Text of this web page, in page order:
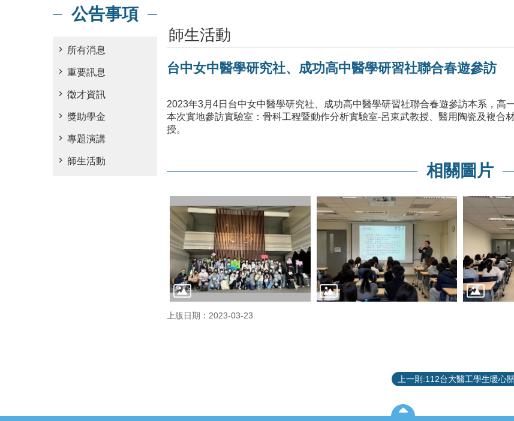
公告事項
所有消息
重要訊息
徵才資訊
獎助學金
專題演講
師生活動
師生活動
台中女中醫學研究社、成功高中醫學研習社聯合春遊參訪
2023年3月4日台中女中醫學研究社、成功高中醫學研習社聯合春遊參訪本系，高
本次實地參訪實驗室：骨科工程暨動作分析實驗室-呂東武教授、醫用陶瓷及複合
授。
相關圖片
上版日期：2023-03-23
上一則:112台大醫工學生暖心